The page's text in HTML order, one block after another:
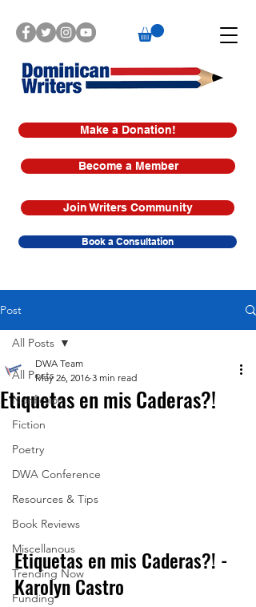
Make a Donation!
Book a Consultation
Join Writers Community
Become a Member
Post
All Posts
Nonfiction
Fiction
Poetry
DWA Conference
Resources & Tips
Book Reviews
Miscellanous
Trending Now
Funding
All Posts
Etiquetas en mis Caderas?!
DWA Team
May 26, 2016 3 min read
Etiquetas en mis Caderas?! -
Karolyn Castro